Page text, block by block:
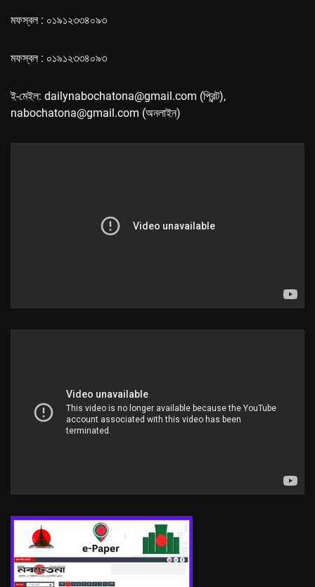
মফস্বল : ০১৯১২৩৩৪০৯৩
মফস্বল : ০১৯১২৩৩৪০৯৩
ই-মেইল: dailynabochatona@gmail.com (প্রিন্ট),
nabochatona@gmail.com (অনলাইন)